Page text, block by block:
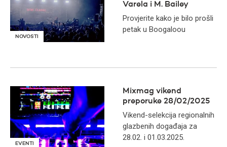
NOVOSTI
Varela i M. Bailey
Provjerite kako je bilo prošli
petak u Boogaloou
EVENTI
Mixmag vikend
preporuke 28/02/2025
Vikend-selekcija regionalnih
glazbenih događaja za
28.02. i 01.03.2025.